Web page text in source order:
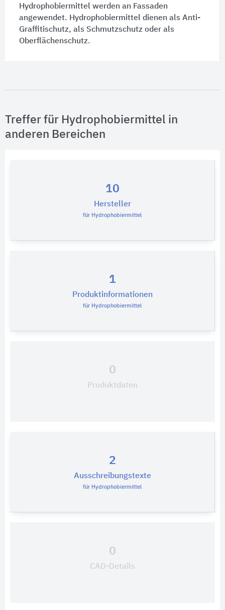
Hydrophobiermittel werden an Fassaden
angewendet. Hydrophobiermittel dienen als Anti-
Graffitischutz, als Schmutzschutzoder als
Oberflächenschutz.
Treffer für Hydrophobiermittel in
anderen Bereichen
10
Hersteller
für Hydrophobiermittel
1
Produktinformationen
für Hydrophobiermittel
0
Produktdaten
2
Ausschreibungstexte
für Hydrophobiermittel
0
CAD-Details